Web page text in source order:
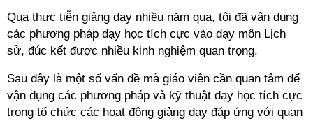
Qua thực tiễn giảng dạy nhiều năm qua, tôi đã vận dụng
các phương pháp dạy học tích cực vào dạy môn Lịch
sử, đúc kết được nhiều kinh nghiệm quan trọng.
Sau đây là một số vấn đề mà giáo viên cần quan tâm để
vận dụng các phương pháp và kỹ thuật dạy học tích cực
trong tổ chức các hoạt động giảng dạy đáp ứng với quan